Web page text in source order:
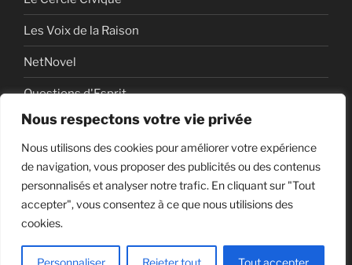
Nous respectons votre vie privée
Nous utilisons des cookies pour améliorer votre expérience
de navigation, vous proposer des publicités ou des contenus
personnalisés et analyser notre trafic. En cliquant sur "Tout
accepter", vous consentez à ce que nous utilisions des
cookies.
Personnaliser Rejeter tout Tout accepter
Les Voix de la Raison
NetNovel
Questions d'Esprit
Série
Série vidéo
WordPress